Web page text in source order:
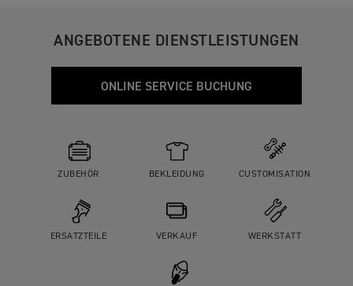
ANGEBOTENE DIENSTLEISTUNGEN
ONLINE SERVICE BUCHUNG
ZUBEHÖR BEKLEIDUNG CUSTOMISATION
ERSATZTEILE VERKAUF WERKSTATT